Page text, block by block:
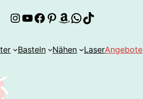
Instagram
YouTube
Facebook
Pinterest
Amazon
WhatsApp
TikTok
Basteln Nähen LaserAngebote